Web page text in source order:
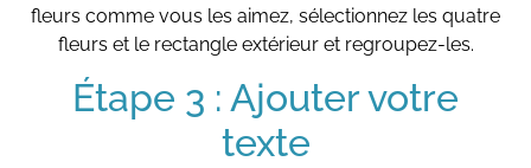
fleurs comme vous les aimez, sélectionnez les quatre
fleurs et le rectangle extérieur et regroupez-les.
Étape 3 : Ajouter votre
texte